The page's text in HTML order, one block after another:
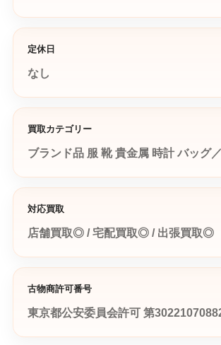
定休日
なし
買取カテゴリー
ブランド品 服 靴 貴金属 時計 バッグ
対応買取
店舗買取◎ / 宅配買取◎ / 出張買取◎
古物商許可番号
東京都公安委員会許可 第